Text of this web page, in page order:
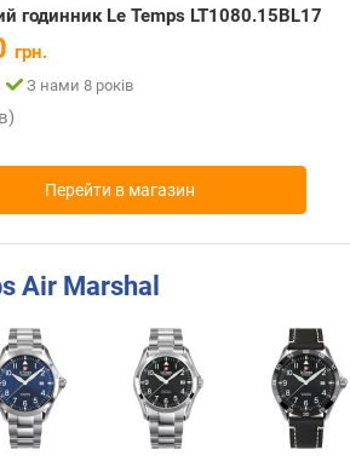
годинник Le Temps LT1080.15BL17
грн.
З нами 8 років
Перейти в магазин
Air Marshal